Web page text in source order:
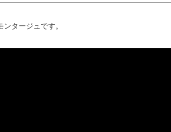
タージュです。